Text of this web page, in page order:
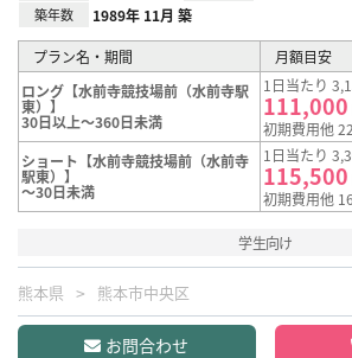
築年数 1989年 11月 築
プラン名・期間
月額目安
ロング【水前寺競技場前（水前寺駅
東）】
30日以上～360日未満
1日当たり
111,000
初期費用他
ショート【水前寺競技場前（水前寺
駅東）】
～30日未満
1日当たり
115,500
初期費用他
学生向け
熊本県 熊本市中央区
お問合わせ